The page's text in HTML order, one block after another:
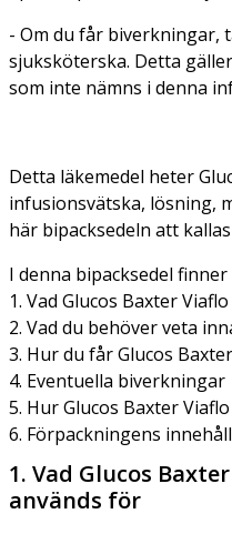
- Om du får biverkningar,
sjuksköterska. Detta
som inte nämns i denna
Detta läkemedel heter
infusionsvätska, lösning,
här bipacksedeln att
I denna bipacksedel
1. Vad Glucos Baxter
2. Vad du behöver veta
3. Hur du får Glucos
4. Eventuella biverkningar
5. Hur Glucos Baxter
6. Förpackningens
1. Vad Glucos
används för